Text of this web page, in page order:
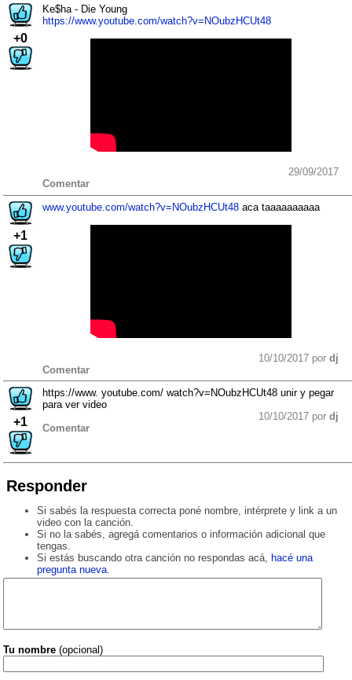
+0
Ke$ha - Die Young
https://www.youtube.com/watch?v=NOubzHCUt48
29/09/2017
Comentar
+1
www.youtube.com/watch?v=NOubzHCUt48 aca taaaaaaaaaa
10/10/2017 por dj
Comentar
+1
https://www. youtube.com/ watch?v=NOubzHCUt48 unir y pegar
para ver video
10/10/2017 por dj
Comentar
Responder
Si sabés la respuesta correcta poné nombre, intérprete y link a un
video con la canción.
Si no la sabés, agregá comentarios o información adicional que
tengas.
Si estás buscando otra canción no respondas acá, hacé una
pregunta nueva.
Tu nombre (opcional)